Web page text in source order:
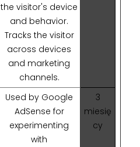
the visitor's device
and behavior.
Tracks the visitor
across devices
and marketing
channels.
Used by Google
AdSense for
experimenting
with
3
miesię
cy